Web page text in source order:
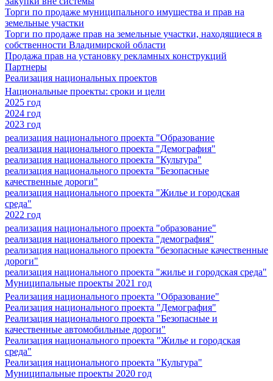
Торги по продаже муниципального имущества и прав на
земельные участки
Торги по продаже прав на земельные участки, находящиеся в
собственности Владимирской области
Продажа прав на установку рекламных конструкций
Партнеры
Реализация национальных проектов
Национальные проекты: сроки и цели
2025 год
2024 год
2023 год
реализация национального проекта "Образование
реализация национального проекта "Демография"
реализация национального проекта "Культура"
реализация национального проекта "Безопасные
качественные дороги"
реализация национального проекта "Жилье и городская
среда"
2022 год
реализация национального проекта "образование"
реализация национального проекта "демография"
реализация национального проекта "безопасные качественные
дороги"
реализация национального проекта "жилье и городская среда"
Муниципальные проекты 2021 год
Реализация национального проекта "Образование"
Реализация национального проекта "Демография"
Реализация национального проекта "Безопасные и
качественные автомобильные дороги"
Реализация национального проекта "Жилье и городская
среда"
Реализация национального проекта "Культура"
Муниципальные проекты 2020 год